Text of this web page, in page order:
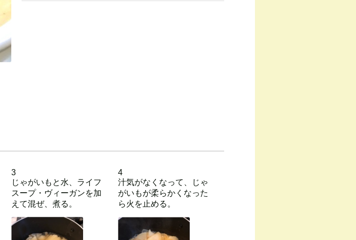
3
じゃがいもと水、ライフ
スープ・ヴィーガンを加
えて混ぜ、煮る。
4
汁気がなくなって、じゃ
がいもが柔らかくなった
ら火を止める。